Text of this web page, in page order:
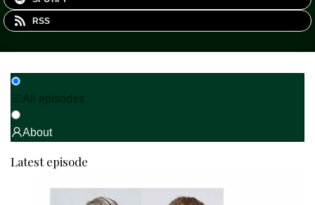
RSS
All episodes
About
Latest episode